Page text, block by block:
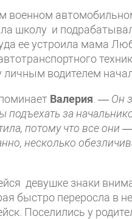
военном
школу и
ее устроила мама
водителем
Валерия. — Он
подъехать за
потому что все они
несколько
девушке знаки
быстро переросла в
Поселились у